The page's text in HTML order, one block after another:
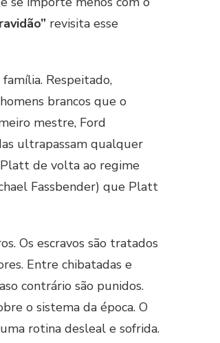
revisita esse
Respeitado,
brancos que o
mestre, Ford
ultrapassam qualquer
de volta ao regime
Fassbender) que Platt
Os escravos são tratados
Entre chibatadas e
contrário são punidos.
o sistema da época. O
rotina desleal e sofrida.